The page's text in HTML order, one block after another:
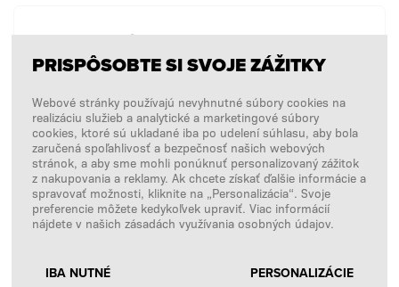
Chcem zadať jednorazovú objednávku bez
NÁKUPY BEZ PRIHLÁSENIA
PRISPÔSOBTE SI SVOJE ZÁŽITKY
Webové stránky používajú nevyhnutné súbory cookies na
realizáciu služieb a analytické a marketingové súbory
cookies, ktoré sú ukladané iba po udelení súhlasu, aby bola
zaručená spoľahlivosť a bezpečnosť našich webových
stránok, a aby sme mohli ponúknuť personalizovaný zážitok
z nakupovania a reklamy. Ak chcete získať ďalšie informácie a
spravovať možnosti, kliknite na „Personalizácia“. Svoje
preferencie môžete kedykoľvek upraviť. Viac informácií
nájdete v našich zásadách využívania osobných údajov.
IBA NUTNÉ PERSONALIZÁCIE